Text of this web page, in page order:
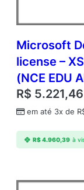
a
e
Microsoft
license –
(NCE EDU
R$ 5.221,46
em até 3x de
R$4.960,39 à